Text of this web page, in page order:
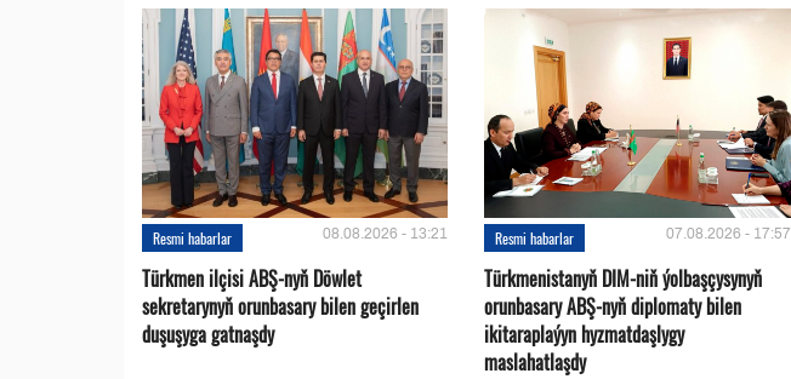
Resmi habarlar 08.08.2026 - 13:21
Türkmen ilçisi ABŞ-nyň Döwlet
sekretarynyň orunbasary bilen geçirlen
duşuşyga gatnaşdy
Resmi habarlar 07.08.2026 - 17:57
Türkmenistanyň DIM-niň ýolbaşçysynyň
orunbasary ABŞ-nyň diplomaty bilen
ikitaraplaýyn hyzmatdaşlygy
maslahatlaşdy